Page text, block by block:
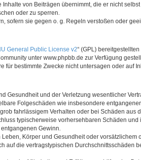
von Beiträgen übernimmt, die er nicht
oder zu sperren.
sofern sie gegen o. g. Regeln verstoßen oder
General Public License v2“ (GPL)
unter www.phpbb.de zur Verfügung
bestimmte Zwecke nicht untersagen oder auf
Gesundheit und der Verletzung wesentlicher
Folgeschäden wie insbesondere
fahrlässigem Verhalten oder bei Schäden aus
typischerweise vorhersehbaren Schäden
Gewinn.
Körper und Gesundheit oder
die vertragstypischen Durchschnittsschäden